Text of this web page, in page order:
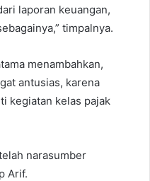
laporan keuangan,
timpalnya.
menambahkan,
antusias, karena
kegiatan kelas pajak
narasumber
Arif.